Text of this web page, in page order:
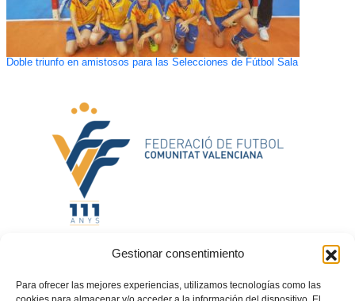
Gestionar consentimiento
Para ofrecer las mejores experiencias, utilizamos tecnologías como las
Doble triunfo en amistosos para las Selecciones de Fútbol Sala